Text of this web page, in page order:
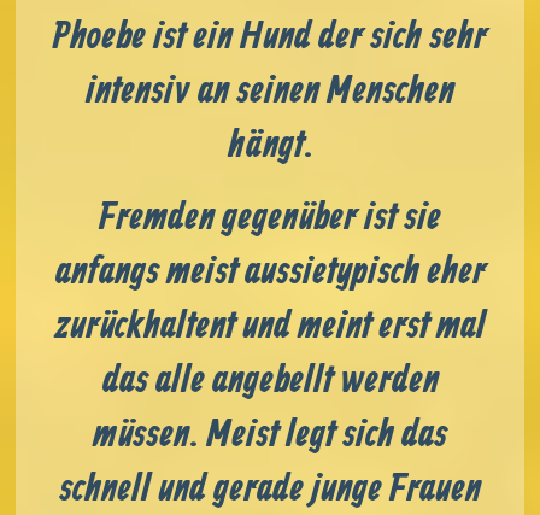
Phoebe ist ein Hund der sich sehr
intensiv an seinen Menschen
hängt.
Fremden gegenüber ist sie
anfangs meist aussietypisch eher
zurückhaltent und meint erst mal
das alle angebellt werden
müssen. Meist legt sich das
schnell und gerade junge Frauen